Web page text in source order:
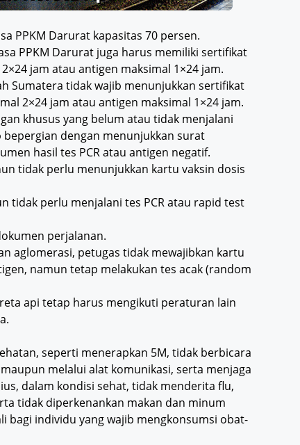
PPKM Darurat kapasitas 70 persen.
PPKM Darurat juga harus memiliki sertifikat
jam atau antigen maksimal 1×24 jam.
Sumatera tidak wajib menunjukkan sertifikat
2×24 jam atau antigen maksimal 1×24 jam.
khusus yang belum atau tidak menjalani
dengan menunjukkan surat
hasil tes PCR atau antigen negatif.
tidak perlu menunjukkan kartu vaksin dosis
tidak perlu menjalani tes PCR atau rapid test
perjalanan.
aglomerasi, petugas tidak mewajibkan kartu
namun tetap melakukan tes acak (random
api tetap harus mengikuti peraturan lain
seperti menerapkan 5M, tidak berbicara
melalui alat komunikasi, serta menjaga
dalam kondisi sehat, tidak menderita flu,
tidak diperkenankan makan dan minum
bagi individu yang wajib mengkonsumsi obat-